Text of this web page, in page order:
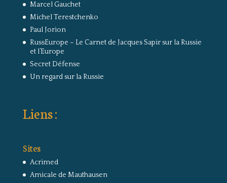
Marcel Gauchet
Michel Terestchenko
Paul Jorion
RussEurope – Le Carnet de Jacques Sapir sur la Russie
et l’Europe
Secret Défense
Un regard sur la Russie
Liens :
Sites
Acrimed
Amicale de Mauthausen